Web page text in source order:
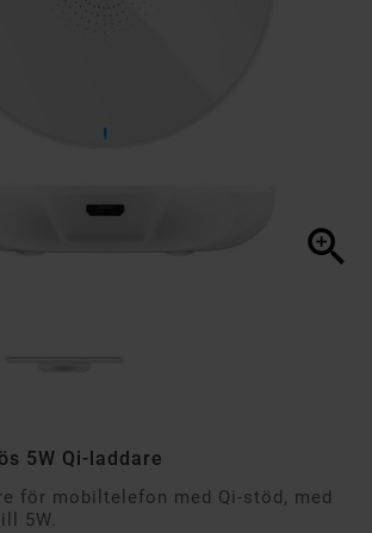

5W Qi-laddare
för mobiltelefon med Qi-stöd, med
5W.